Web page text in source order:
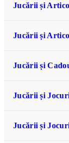
Jucării și
Jucării și
Jucării și
Jucării și
Jucării și